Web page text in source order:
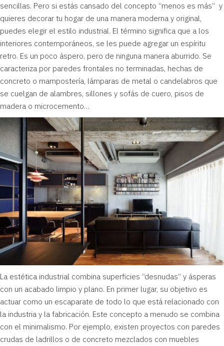
sencillas. Pero si estás cansado del concepto “menos es más” y
quieres decorar tu hogar de una manera moderna y original,
puedes elegir el estilo industrial. El término significa que a los
interiores contemporáneos, se les puede agregar un espíritu
retro. Es un poco áspero, pero de ninguna manera aburrido. Se
caracteriza por paredes frontales no terminadas, hechas de
concreto o mampostería, lámparas de metal o candelabros que
se cuelgan de alambres, sillones y sofás de cuero, pisos de
madera o microcemento…
La estética industrial combina superficies “desnudas” y ásperas
con un acabado limpio y plano. En primer lugar, su objetivo es
actuar como un escaparate de todo lo que está relacionado con
la industria y la fabricación. Este concepto a menudo se combina
con el minimalismo. Por ejemplo, existen proyectos con paredes
crudas de ladrillos o de concreto mezclados con muebles